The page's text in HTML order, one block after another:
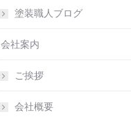
塗装職人ブログ
会社案内
ご挨拶
会社概要